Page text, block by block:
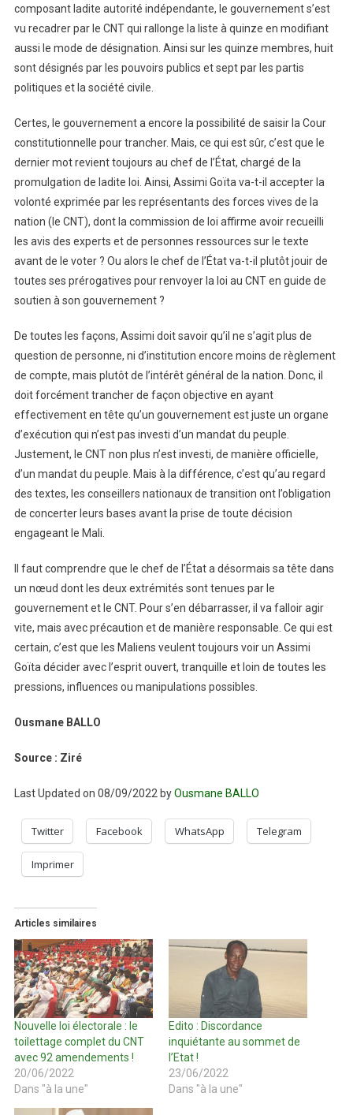
composant ladite autorité indépendante, le gouvernement s’est
vu recadrer par le CNT qui rallonge la liste à quinze en modifiant
aussi le mode de désignation. Ainsi sur les quinze membres, huit
sont désignés par les pouvoirs publics et sept par les partis
politiques et la société civile.
Certes, le gouvernement a encore la possibilité de saisir la Cour
constitutionnelle pour trancher. Mais, ce qui est sûr, c’est que le
dernier mot revient toujours au chef de l’État, chargé de la
promulgation de ladite loi. Ainsi, Assimi Goïta va-t-il accepter la
volonté exprimée par les représentants des forces vives de la
nation (le CNT), dont la commission de loi affirme avoir recueilli
les avis des experts et de personnes ressources sur le texte
avant de le voter ? Ou alors le chef de l’État va-t-il plutôt jouir de
toutes ses prérogatives pour renvoyer la loi au CNT en guide de
soutien à son gouvernement ?
De toutes les façons, Assimi doit savoir qu’il ne s’agit plus de
question de personne, ni d’institution encore moins de règlement
de compte, mais plutôt de l’intérêt général de la nation. Donc, il
doit forcément trancher de façon objective en ayant
effectivement en tête qu’un gouvernement est juste un organe
d’exécution qui n’est pas investi d’un mandat du peuple.
Justement, le CNT non plus n’est investi, de manière officielle,
d’un mandat du peuple. Mais à la différence, c’est qu’au regard
des textes, les conseillers nationaux de transition ont l’obligation
de concerter leurs bases avant la prise de toute décision
engageant le Mali.
Il faut comprendre que le chef de l’État a désormais sa tête dans
un nœud dont les deux extrémités sont tenues par le
gouvernement et le CNT. Pour s’en débarrasser, il va falloir agir
vite, mais avec précaution et de manière responsable. Ce qui est
certain, c’est que les Maliens veulent toujours voir un Assimi
Goïta décider avec l’esprit ouvert, tranquille et loin de toutes les
pressions, influences ou manipulations possibles.
Ousmane BALLO
Source : Ziré
Last Updated on 08/09/2022 byOusmane BALLO
Twitter Facebook WhatsApp Telegram
Imprimer
Articles similaires
Nouvelle loi électorale : le
toilettage complet du CNT
avec 92 amendements !
20/06/2022
Dans "à la une"
Edito : Discordance
inquiétante au sommet de
l’Etat !
23/06/2022
Dans "à la une"